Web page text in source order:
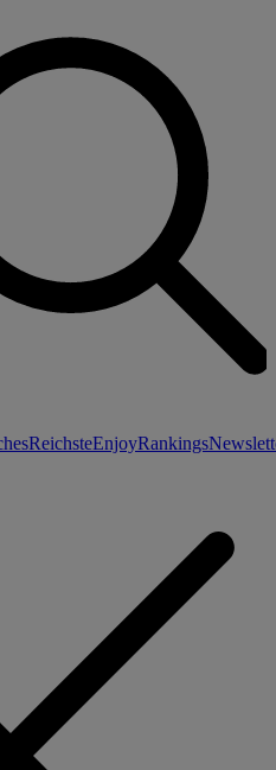
ReichsteEnjoyRankings